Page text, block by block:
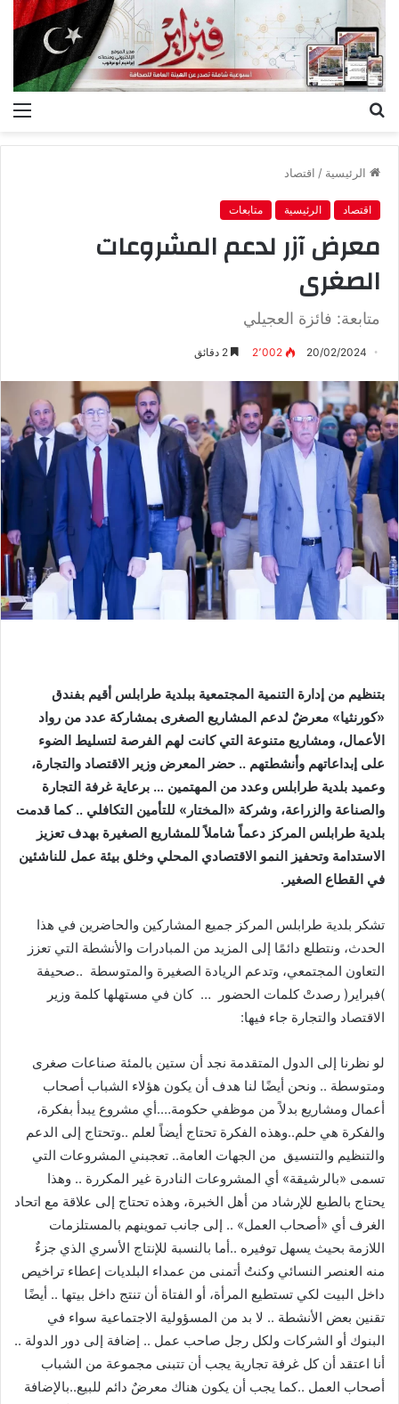
الرئيسية / اقتصاد
اقتصاد الرئيسية متابعات
معرض آزر لدعم المشروعات
الصغرى
متابعة: فائزة العجيلي
20/02/2024 2٬002
بتنظيم من إدارة التنمية المجتمعية ببلدية طرابلس أقيم بفندق
«كورنثيا» معرضٌ لدعم المشاريع الصغرى بمشاركة عدد من رواد
الأعمال، ومشاريع متنوعة التي كانت لهم الفرصة لتسليط الضوء
على إبداعاتهم وأنشطتهم .. حضر المعرض وزير الاقتصاد والتجارة،
وعميد بلدية طرابلس وعدد من المهتمين … برعاية غرفة التجارة
والصناعة والزراعة، وشركة « المختار » للتأمين التكافلي ..كما قدمت
بلدية طرابلس المركز دعماً شاملاً للمشاريع الصغيرة بهدف تعزيز
الاستدامة وتحفيز النمو الاقتصادي المحلي وخلق بيئة عمل للناشئين
في القطاع الصغير .
تشكر بلدية طرابلس المركز جميع المشاركين والحاضرين في هذا
الحدث، ونتطلع دائمًا إلى المزيد من المبادرات والأنشطة التي تعزز
التعاون المجتمعي، وتدعم الريادة الصغيرة والمتوسطة ..صحيفة
)فبراير( رصدتْ كلمات الحضور … كان في مستهلها كلمة وزير
الاقتصاد والتجارة جاء فيها:
لو نظرنا إلى الدول المتقدمة نجد أن ستين بالمئة صناعات صغرى
ومتوسطة .. ونحن أيضًا لنا هدف أن يكون هؤلاء الشباب أصحاب
أعمال ومشاريع بدلاً من موظفي حكومة….أي مشروع يبدأ بفكرة،
والفكرة هي حلم..وهذه الفكرة تحتاج أيضاً لعلم ..وتحتاج إلى الدعم
والتنظيم والتنسيق من الجهات العامة.. تعجبني المشروعات التي
تسمى «بالرشيقة» أي المشروعات النادرة غير المكررة .. وهذا
يحتاج بالطبع للإرشاد من أهل الخبرة، وهذه تحتاج إلى علاقة مع اتحاد
الغرف أي «أصحاب العمل» .. إلى جانب تموينهم بالمستلزمات
اللازمة بحيث يسهل توفيره ..أما بالنسبة للإنتاج الأسري الذي جزءٌ
منه العنصر النسائي وكنتُ أتمنى من عمداء البلديات إعطاء تراخيص
داخل البيت لكي تستطيع المرأة، أو الفتاة أن تنتج داخل بيتها .. أيضًا
تقنين بعض الأنشطة .. لا بد من المسؤولية الاجتماعية سواء في
البنوك أو الشركات ولكل رجل صاحب عمل .. إضافة إلى دور الدولة ..
أنا اعتقد أن كل غرفة تجارية يجب أن تتبنى مجموعة من الشباب
أصحاب العمل ..كما يجب أن يكون هناك معرضٌ دائم للبيع..بالإضافة